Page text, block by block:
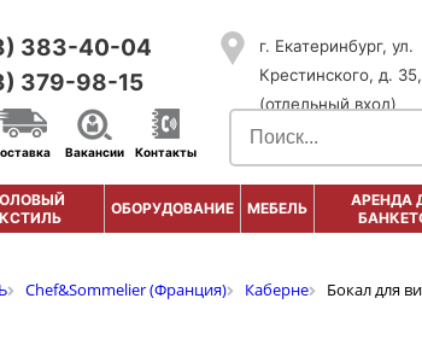
383-40-04
379-98-15
г. Екатеринбург, ул.
Крестинского, д.
(отдельный вход)
Вакансии Контакты
ОБОРУДОВАНИЕ МЕБЕЛЬ
АРЕНДА
Chef&Sommelier (Франция) Каберне Бокал для